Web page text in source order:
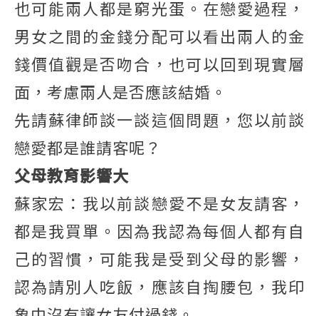
也可能兩人都是窮光蛋。在戀愛過程，
男女之間的金錢分配可以看出兩人的金
錢價值觀是否吻合，也可以回到現實層
面，考慮兩人是否應該結婚。
先請蘇律師談一談這個問題，您以前談
戀愛都是誰請客呢？
父母教育影響大
蘇家宏：我以前談戀愛不是女友請客，
都是我買單。因為我認為每個人都有自
己的習慣，可能我是受到父母的影響，
認為請別人吃飯，應該自掏腰包，我印